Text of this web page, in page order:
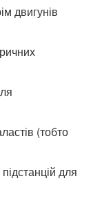
двигунів
(тобто
для